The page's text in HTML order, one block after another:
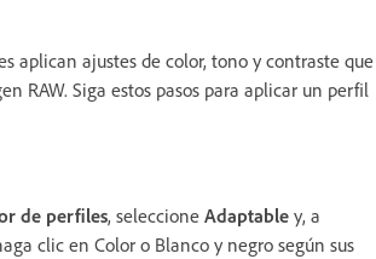
aplican ajustes de color, tono y contraste que
RAW. Siga estos pasos para aplicar un perfil
de perfiles, seleccione Adaptable y, a
clic en Color o Blanco y negro según sus